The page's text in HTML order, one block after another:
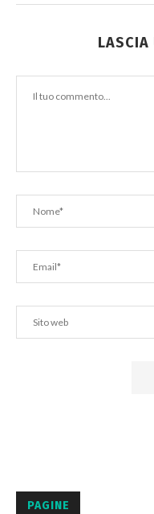
LASCIA
PAGINE